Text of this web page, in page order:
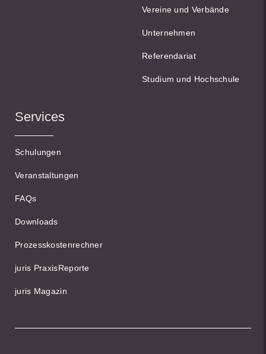
Vereine und Verbände
Unternehmen
Referendariat
Studium und Hochschule
Services
Schulungen
Veranstaltungen
FAQs
Downloads
Prozesskostenrechner
juris PraxisReporte
juris Magazin